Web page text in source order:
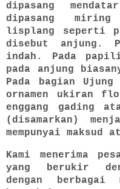
dipasang
dipasang miring
lisplang seperti
disebut anjung.
indah. Pada
pada anjung
Pada bagian
ornamen ukiran
enggang gading
(disamarkan)
mempunyai maksud
Kami menerima
yang berukir
dengan